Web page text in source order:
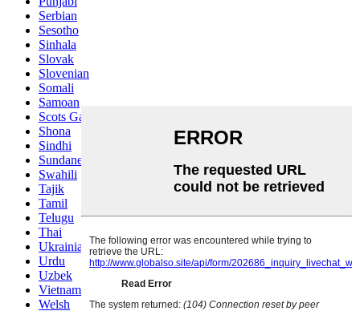
Serbian
Sesotho
Sinhala
Slovak
Slovenian
Somali
Samoan
Scots Gaelic
Shona
Sindhi
Sundanese
Swahili
Tajik
Tamil
Telugu
Thai
Ukrainian
Urdu
Uzbek
Vietnamese
Welsh